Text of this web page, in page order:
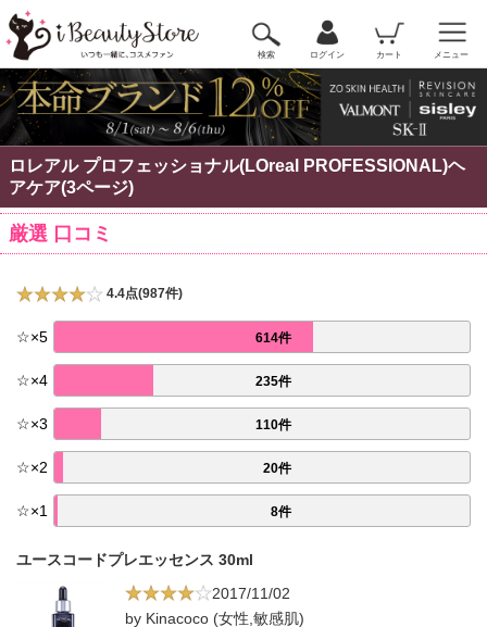
検索 ログイン カート メニュー
ロレアル プロフェッショナル(LOreal PROFESSIONAL)ヘ
アケア(3ページ)
厳選 口コミ
4.4点(987件)
☆×5 614件
☆×4 235件
☆×3 110件
☆×2 20件
☆×1 8件
ユースコードプレエッセンス 30ml
2017/11/02
by Kinacoco (女性,敏感肌)